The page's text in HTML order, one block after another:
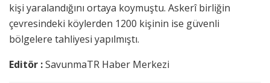
kişi yaralandığını ortaya koymuştu. Askerî birliğin
çevresindeki köylerden 1200 kişinin ise güvenli
bölgelere tahliyesi yapılmıştı.
Editör :SavunmaTR Haber Merkezi